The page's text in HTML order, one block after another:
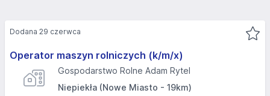
Operator maszyn rolniczych (k/m/x)
Gospodarstwo Rolne Adam Rytel
Niepiekła (Nowe Miasto - 19km)
Dodana 29 czerwca